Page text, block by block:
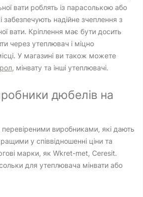
вати роблять із парасолькою або
надійне зчеплення з
вати. Кріплення має бути досить
через утеплювач і міцно
У магазині ви також можете
, мінвату та інші утеплювачі.
дюбелів на
виробниками, які дають
у співвідношенні ціни та
марки, як Wkret-met, Ceresit.
для утеплювача мінвати або